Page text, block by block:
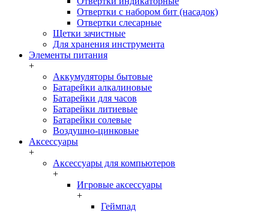
Отвертки с набором бит (насадок)
Отвертки слесарные
Щетки зачистные
Для хранения инструмента
Элементы питания
+
Аккумуляторы бытовые
Батарейки алкалиновые
Батарейки для часов
Батарейки литиевые
Батарейки солевые
Воздушно-цинковые
Аксессуары
+
Аксессуары для компьютеров
+
Игровые аксессуары
+
Геймпад